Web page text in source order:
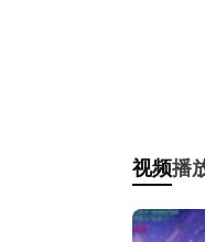
视频播